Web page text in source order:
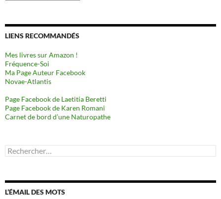
LIENS RECOMMANDÉS
Mes livres sur Amazon !
Fréquence-Soi
Ma Page Auteur Facebook
Novae-Atlantis
Page Facebook de Laetitia Beretti
Page Facebook de Karen Romani
Carnet de bord d’une Naturopathe
Rechercher :
L’ÉMAIL DES MOTS